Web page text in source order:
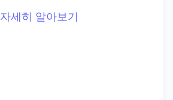
자세히 알아보기